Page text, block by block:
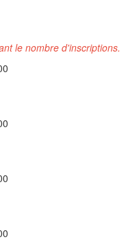
le nombre d'inscriptions.